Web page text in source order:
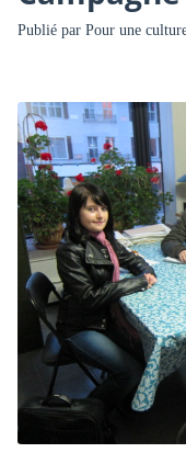
Publié par Pour une